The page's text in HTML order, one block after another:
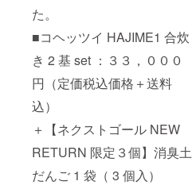
た。
■コヘッツイ HAJIME1 合炊
き 2 基 set ：３３，０００
円（定価税込価格＋送料
込）
＋【ネクストゴール NEW
RETURN 限定３個】消臭土
だんご 1 袋（ 3 個入）